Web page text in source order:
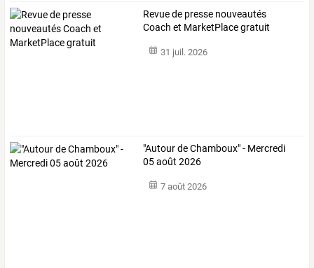
Revue de presse nouveautés
Coach et MarketPlace gratuit
31 juil. 2026
"Autour de Chamboux" - Mercredi
05 août 2026
7 août 2026